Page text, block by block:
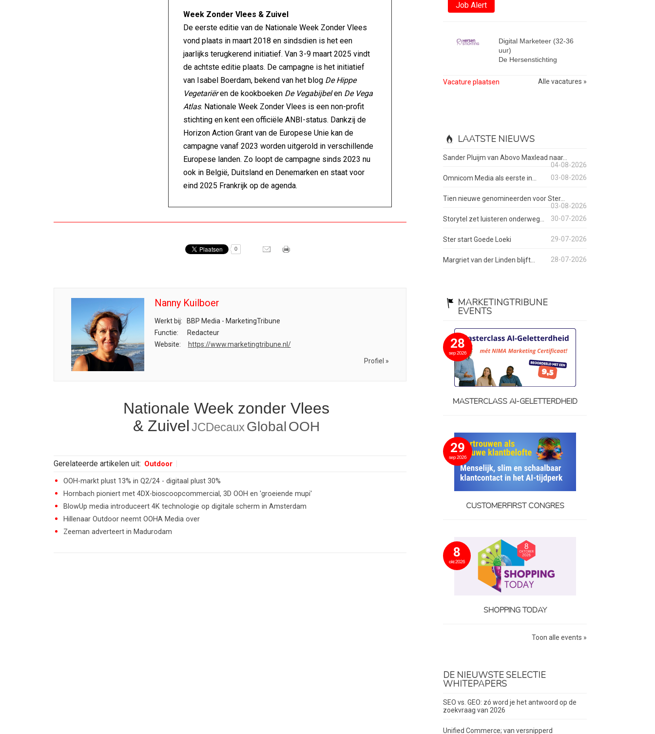
Week Zonder Vlees & Zuivel
De eerste editie van de Nationale Week Zonder Vlees
vond plaats in maart 2018 en sindsdien is het een
jaarlijks terugkerend initiatief. Van 3-9 maart 2025 vindt
de achtste editie plaats. De campagne is het initiatief
van Isabel Boerdam, bekend van het blog De Hippe
Vegetariëren de kookboeken De Vegabijbelen De Vega
Atlas. Nationale Week Zonder Vlees is een non-profit
stichting en kent een officiële ANBI-status. Dankzij de
Horizon Action Grant van de Europese Unie kan de
campagne vanaf 2023 worden uitgerold in verschillende
Europese landen. Zo loopt de campagne sinds 2023 nu
ook in België, Duitsland en Denemarken en staat voor
eind 2025 Frankrijk op de agenda.
0
Nanny Kuilboer
Werkt bij:
BBP Media - MarketingTribune
Functie:
Redacteur
Website:
https://www.marketingtribune.nl/
Profiel »
Nationale Week zonder Vlees
& Zuivel JCDecaux GlobalOOH
Gerelateerde artikelen uit: Outdoor
OOH-markt plust 13% in Q2/24 - digitaal plust 30%
Hornbach pioniert met 4DX-bioscoopcommercial, 3D OOH en 'groeiende mupi'
BlowUp media introduceert 4K technologie op digitale scherm in Amsterdam
Hillenaar Outdoor neemt OOHA Media over
Zeeman adverteert in Madurodam
Job Alert
Digital Marketeer (32-36
uur)
De Hersenstichting
Vacature plaatsen Alle vacatures »
LAATSTE NIEUWS
Sander Pluijm van Abovo Maxlead naar...
04-08-2026
Omnicom Media als eerste in...
03-08-2026
Tien nieuwe genomineerden voor Ster...
03-08-2026
Storytel zet luisteren onderweg...
30-07-2026
Ster start Goede Loeki 29-07-2026
Margriet van der Linden blijft... 28-07-2026
MARKETINGTRIBUNE
EVENTS
28
sep 2026
MASTERCLASS AI-GELETTERDHEID
29
sep 2026
CUSTOMERFIRST CONGRES
8
okt 2026
SHOPPING TODAY
Toon alle events »
DE NIEUWSTE SELECTIE
WHITEPAPERS
SEO vs. GEO: zó word je het antwoord op de
zoekvraag van 2026
Unified Commerce; van versnipperd